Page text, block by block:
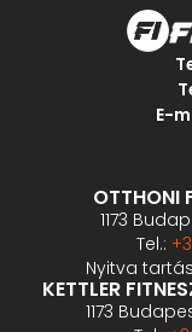
E-
OTTHONI
1173
Tel.:
Nyitva
KETTLER
1173